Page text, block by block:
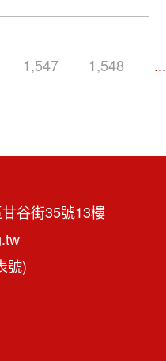
1,547 1,548 ...
谷街35號13樓
號)